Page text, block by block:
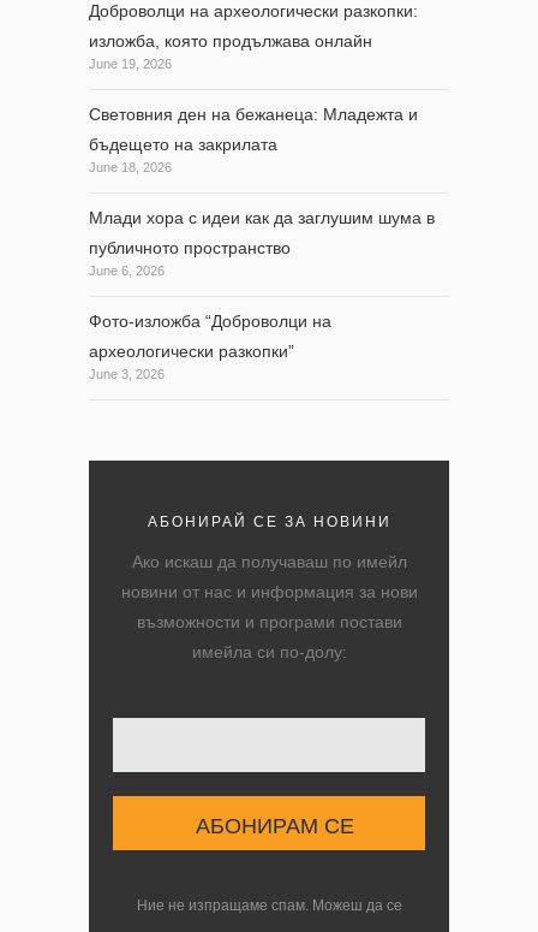
Доброволци на археологически разкопки:
изложба, която продължава онлайн
June 19, 2026
Световния ден на бежанеца: Младежта и
бъдещето на закрилата
June 18, 2026
Млади хора с идеи как да заглушим шума в
публичното пространство
June 6, 2026
Фото-изложба “Доброволци на
археологически разкопки”
June 3, 2026
АБОНИРАЙ СЕ ЗА НОВИНИ
Ако искаш да получаваш по имейл
новини от нас и информация за нови
възможности и програми постави
имейла си по-долу:
Ние не изпращаме спам. Можеш да се